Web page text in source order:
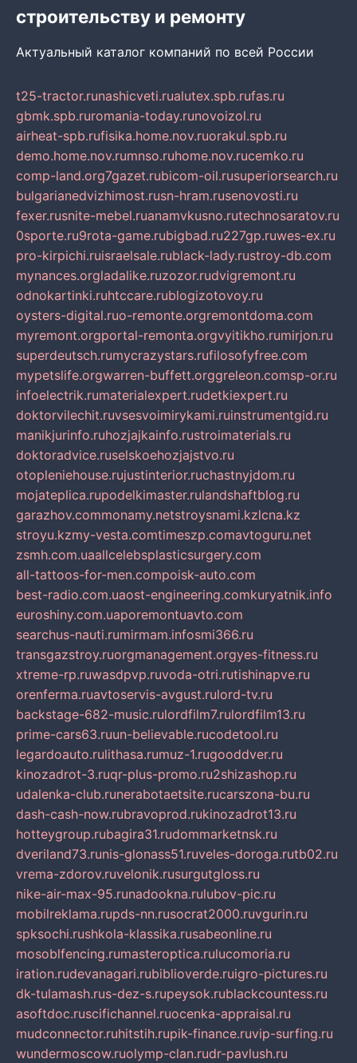
строительству и ремонту
Актуальный каталог компаний по всей России
t25-tractor.runashicveti.rualutex.spb.rufas.ru
gbmk.spb.ruromania-today.runovoizol.ru
airheat-spb.rufisika.home.nov.ruorakul.spb.ru
demo.home.nov.rumnso.ruhome.nov.rucemko.ru
comp-land.org7gazet.rubicom-oil.rusuperiorsearch.ru
bulgarianedvizhimost.rusn-hram.rusenovosti.ru
fexer.rusnite-mebel.ruanamvkusno.rutechnosaratov.ru
0sporte.ru9rota-game.rubigbad.ru227gp.ruwes-ex.ru
pro-kirpichi.ruisraelsale.rublack-lady.rustroy-db.com
mynances.orgladalike.ruzozor.rudvigremont.ru
odnokartinki.ruhtccare.rublogizotovoy.ru
oysters-digital.ruo-remonte.orgremontdoma.com
myremont.orgportal-remonta.orgvyitikho.rumirjon.ru
superdeutsch.rumycrazystars.rufilosofyfree.com
mypetslife.orgwarren-buffett.orggreleon.comsp-or.ru
infoelectrik.rumaterialexpert.rudetkiexpert.ru
doktorvilechit.ruvsesvoimirykami.ruinstrumentgid.ru
manikjurinfo.ruhozjajkainfo.rustroimaterials.ru
doktoradvice.ruselskoehozjajstvo.ru
otopleniehouse.rujustinterior.ruchastnyjdom.ru
mojateplica.rupodelkimaster.rulandshaftblog.ru
garazhov.commonamy.netstroysnami.kzlcna.kz
stroyu.kzmy-vesta.comtimeszp.comavtoguru.net
zsmh.com.uaallcelebsplasticsurgery.com
all-tattoos-for-men.compoisk-auto.com
best-radio.com.uaost-engineering.comkuryatnik.info
euroshiny.com.uaporemontuavto.com
searchus-nauti.rumirmam.infosmi366.ru
transgazstroy.ruorgmanagement.orgyes-fitness.ru
xtreme-rp.ruwasdpvp.ruvoda-otri.rutishinapve.ru
orenferma.ruavtoservis-avgust.rulord-tv.ru
backstage-682-music.rulordfilm7.rulordfilm13.ru
prime-cars63.ruun-believable.rucodetool.ru
legardoauto.rulithasa.rumuz-1.rugooddver.ru
kinozadrot-3.ruqr-plus-promo.ru2shizashop.ru
udalenka-club.runerabotaetsite.rucarszona-bu.ru
dash-cash-now.rubravoprod.rukinozadrot13.ru
hotteygroup.rubagira31.rudommarketnsk.ru
dveriland73.runis-glonass51.ruveles-doroga.rutb02.ru
vrema-zdorov.ruvelonik.rusurgutgloss.ru
nike-air-max-95.runadookna.rulubov-pic.ru
mobilreklama.rupds-nn.rusocrat2000.ruvgurin.ru
spksochi.rushkola-klassika.rusabeonline.ru
mosoblfencing.rumasteroptica.rulucomoria.ru
iration.rudevanagari.rubiblioverde.ruigro-pictures.ru
dk-tulamash.rus-dez-s.rupeysok.rublackcountess.ru
asoftdoc.ruscifichannel.ruocenka-appraisal.ru
mudconnector.ruhitstih.rupik-finance.ruvip-surfing.ru
wundermoscow.ruolymp-clan.rudr-pavlush.ru